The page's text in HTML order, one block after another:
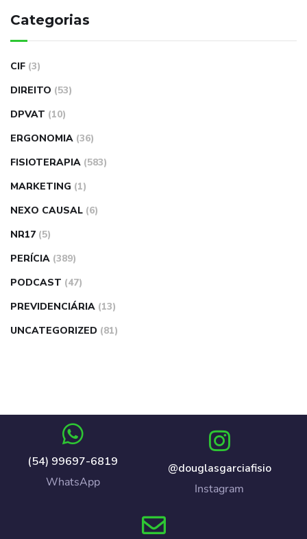
Categorias
CIF (3)
DIREITO (53)
DPVAT (10)
ERGONOMIA (36)
FISIOTERAPIA (583)
MARKETING (1)
NEXO CAUSAL (6)
NR17 (5)
PERÍCIA (389)
PODCAST (47)
PREVIDENCIÁRIA (13)
UNCATEGORIZED (81)
(54) 99697-6819
WhatsApp
@douglasgarciafisio
Instagram